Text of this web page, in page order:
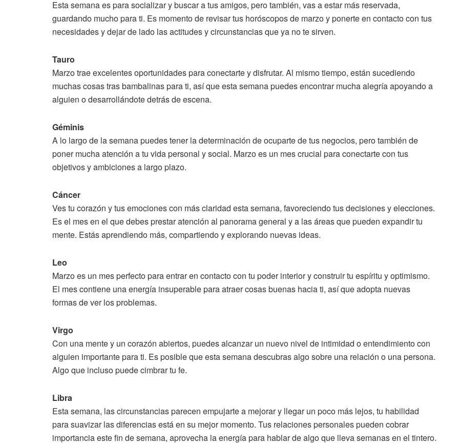
Esta semana es para socializar y buscar a tus amigos, pero también, vas a estar más reservada,
guardando mucho para ti. Es momento de revisar tus horóscopos de marzo y ponerte en contacto con tus
necesidades y dejar de lado las actitudes y circunstancias que ya no te sirven.
Tauro
Marzo trae excelentes oportunidades para conectarte y disfrutar. Al mismo tiempo, están sucediendo
muchas cosas tras bambalinas para ti, así que esta semana puedes encontrar mucha alegría apoyando a
alguien o desarrollándote detrás de escena.
Géminis
A lo largo de la semana puedes tener la determinación de ocuparte de tus negocios, pero también de
poner mucha atención a tu vida personal y social. Marzo es un mes crucial para conectarte con tus
objetivos y ambiciones a largo plazo.
Cáncer
Ves tu corazón y tus emociones con más claridad esta semana, favoreciendo tus decisiones y elecciones.
Es el mes en el que debes prestar atención al panorama general y a las áreas que pueden expandir tu
mente. Estás aprendiendo más, compartiendo y explorando nuevas ideas.
Leo
Marzo es un mes perfecto para entrar en contacto con tu poder interior y construir tu espíritu y optimismo.
El mes contiene una energía insuperable para atraer cosas buenas hacia ti, así que adopta nuevas
formas de ver los problemas.
Virgo
Con una mente y un corazón abiertos, puedes alcanzar un nuevo nivel de intimidad o entendimiento con
alguien importante para ti. Es posible que esta semana descubras algo sobre una relación o una persona.
Algo que incluso puede cimbrar tu fe.
Libra
Esta semana, las circunstancias parecen empujarte a mejorar y llegar un poco más lejos, tu habilidad
para suavizar las diferencias está en su mejor momento. Tus relaciones personales pueden cobrar
importancia este fin de semana, aprovecha la energía para hablar de algo que lleva semanas en el tintero.